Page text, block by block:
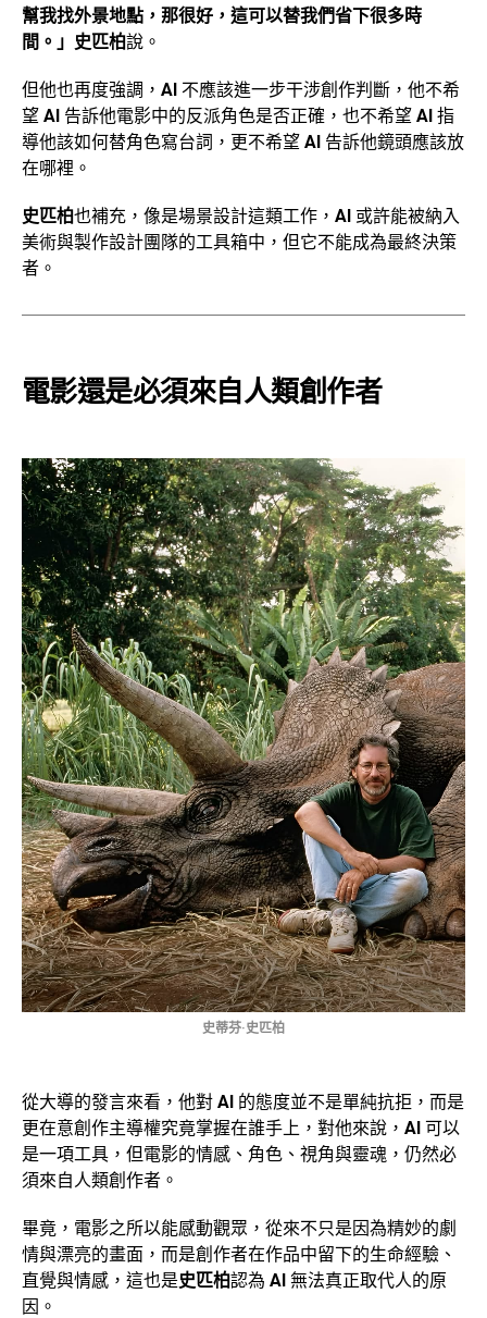
幫我找外景地點，那很好，這可以替我們省下很多時
間。」史匹柏說。
但他也再度強調， AI 不應該進一步干涉創作判斷，他不希
望 AI 告訴他電影中的反派角色是否正確，也不希望 AI 指
導他該如何替角色寫台詞，更不希望 AI 告訴他鏡頭應該放
在哪裡。
史匹柏也補充，像是場景設計這類工作， AI 或許能被納入
美術與製作設計團隊的工具箱中，但它不能成為最終決策
者。
電影還是必須來自人類創作者
史蒂芬·史匹柏
從大導的發言來看，他對 AI 的態度並不是單純抗拒，而是
更在意創作主導權究竟掌握在誰手上，對他來說， AI 可以
是一項工具，但電影的情感、角色、視角與靈魂，仍然必
須來自人類創作者。
畢竟，電影之所以能感動觀眾，從來不只是因為精妙的劇
情與漂亮的畫面，而是創作者在作品中留下的生命經驗、
直覺與情感，這也是史匹柏認為 AI 無法真正取代人的原
因。